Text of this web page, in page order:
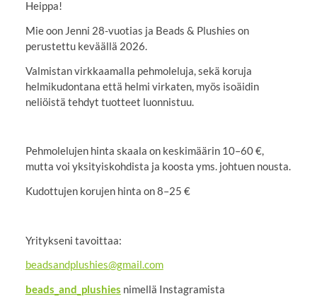
Heippa!
Mie oon Jenni 28-vuotias ja Beads & Plushies on
perustettu keväällä 2026.
Valmistan virkkaamalla pehmoleluja, sekä koruja
helmikudontana että helmi virkaten, myös isoäidin
neliöistä tehdyt tuotteet luonnistuu.
Pehmolelujen hinta skaala on keskimäärin 10–60 €,
mutta voi yksityiskohdista ja koosta yms. johtuen nousta.
Kudottujen korujen hinta on 8–25 €
Yritykseni tavoittaa:
beadsandplushies@gmail.com
beads_and_plushies nimellä Instagramista